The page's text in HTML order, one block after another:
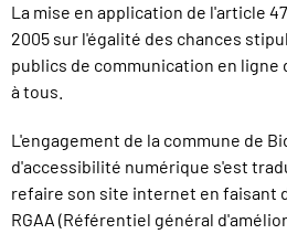
La mise en application de l'article
2005 sur l'égalité des chances
publics de communication en
à tous.
L'engagement de la commune de
d'accessibilité numérique s'est
refaire son site internet en faisant
RGAA (Référentiel général